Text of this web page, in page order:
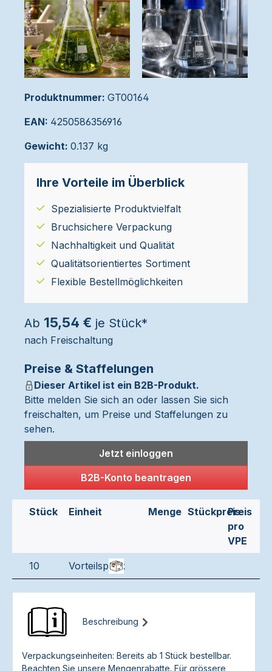
Produktnummer: GT00164
EAN: 4250586356916
Gewicht: 0.137 kg
Ihre Vorteile im Überblick
Spezialisierte Produktvielfalt
Bruchsichere Verpackung
Nachhaltigkeit und Qualität
Qualitätsorientiertes Sortiment
Flexible Bestellmöglichkeiten
Ab 15,54 € je Stück*
nach Freischaltung
Preise & Staffelungen
Dieser Artikel ist ein B2B-Produkt.
Bitte melden Sie sich an oder lassen Sie sich
freischalten, um Preise und Staffelungen zu
sehen.
Jetzt einloggen
B2B-Konto beantragen
Stück Einheit Menge StückpreisPreis
pro
VPE
10 Vorteilspack
Beschreibung
Verpackungseinheiten: Bereits ab 1 Stück bestellbar.
Beachten Sie unsere Mengenrabatte. Für grössere